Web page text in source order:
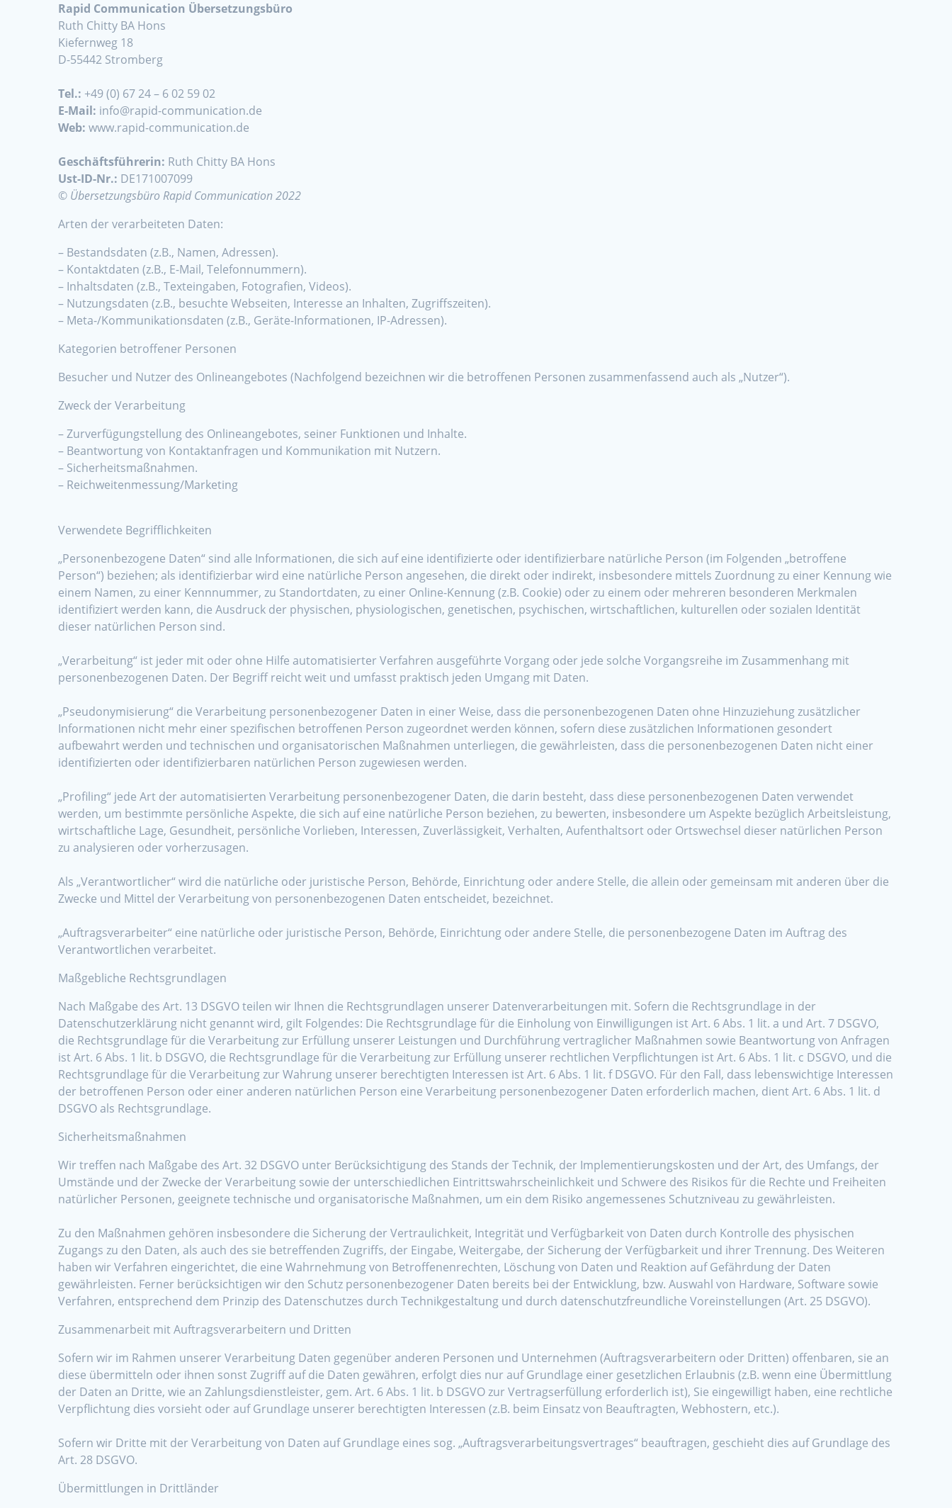
Rapid Communication Übersetzungsbüro
Ruth Chitty BA Hons
Kiefernweg 18
D-55442 Stromberg
Tel.: +49 (0) 67 24 – 6 02 59 02
E-Mail: info@rapid-communication.de
Web: www.rapid-communication.de
Geschäftsführerin: Ruth Chitty BA Hons
Ust-ID-Nr.: DE171007099
© Übersetzungsbüro Rapid Communication 2022
Arten der verarbeiteten Daten:
– Bestandsdaten (z.B., Namen, Adressen).
– Kontaktdaten (z.B., E-Mail, Telefonnummern).
– Inhaltsdaten (z.B., Texteingaben, Fotografien, Videos).
– Nutzungsdaten (z.B., besuchte Webseiten, Interesse an Inhalten, Zugriffszeiten).
– Meta-/Kommunikationsdaten (z.B., Geräte-Informationen, IP-Adressen).
Kategorien betroffener Personen
Besucher und Nutzer des Onlineangebotes (Nachfolgend bezeichnen wir die betroffenen Personen zusammenfassend auch als „Nutzer“).
Zweck der Verarbeitung
– Zurverfügungstellung des Onlineangebotes, seiner Funktionen und Inhalte.
– Beantwortung von Kontaktanfragen und Kommunikation mit Nutzern.
– Sicherheitsmaßnahmen.
– Reichweitenmessung/Marketing
Verwendete Begrifflichkeiten
„Personenbezogene Daten“ sind alle Informationen, die sich auf eine identifizierte oder identifizierbare natürliche Person (im Folgenden „betroffene
Person“) beziehen; als identifizierbar wird eine natürliche Person angesehen, die direkt oder indirekt, insbesondere mittels Zuordnung zu einer Kennung wie
einem Namen, zu einer Kennnummer, zu Standortdaten, zu einer Online-Kennung (z.B. Cookie) oder zu einem oder mehreren besonderen Merkmalen
identifiziert werden kann, die Ausdruck der physischen, physiologischen, genetischen, psychischen, wirtschaftlichen, kulturellen oder sozialen Identität
dieser natürlichen Person sind.
„Verarbeitung“ ist jeder mit oder ohne Hilfe automatisierter Verfahren ausgeführte Vorgang oder jede solche Vorgangsreihe im Zusammenhang mit
personenbezogenen Daten. Der Begriff reicht weit und umfasst praktisch jeden Umgang mit Daten.
„Pseudonymisierung“ die Verarbeitung personenbezogener Daten in einer Weise, dass die personenbezogenen Daten ohne Hinzuziehung zusätzlicher
Informationen nicht mehr einer spezifischen betroffenen Person zugeordnet werden können, sofern diese zusätzlichen Informationen gesondert
aufbewahrt werden und technischen und organisatorischen Maßnahmen unterliegen, die gewährleisten, dass die personenbezogenen Daten nicht einer
identifizierten oder identifizierbaren natürlichen Person zugewiesen werden.
„Profiling“ jede Art der automatisierten Verarbeitung personenbezogener Daten, die darin besteht, dass diese personenbezogenen Daten verwendet
werden, um bestimmte persönliche Aspekte, die sich auf eine natürliche Person beziehen, zu bewerten, insbesondere um Aspekte bezüglich Arbeitsleistung,
wirtschaftliche Lage, Gesundheit, persönliche Vorlieben, Interessen, Zuverlässigkeit, Verhalten, Aufenthaltsort oder Ortswechsel dieser natürlichen Person
zu analysieren oder vorherzusagen.
Als „Verantwortlicher“ wird die natürliche oder juristische Person, Behörde, Einrichtung oder andere Stelle, die allein oder gemeinsam mit anderen über die
Zwecke und Mittel der Verarbeitung von personenbezogenen Daten entscheidet, bezeichnet.
„Auftragsverarbeiter“ eine natürliche oder juristische Person, Behörde, Einrichtung oder andere Stelle, die personenbezogene Daten im Auftrag des
Verantwortlichen verarbeitet.
Maßgebliche Rechtsgrundlagen
Nach Maßgabe des Art. 13 DSGVO teilen wir Ihnen die Rechtsgrundlagen unserer Datenverarbeitungen mit. Sofern die Rechtsgrundlage in der
Datenschutzerklärung nicht genannt wird, gilt Folgendes: Die Rechtsgrundlage für die Einholung von Einwilligungen ist Art. 6 Abs. 1 lit. a und Art. 7 DSGVO,
die Rechtsgrundlage für die Verarbeitung zur Erfüllung unserer Leistungen und Durchführung vertraglicher Maßnahmen sowie Beantwortung von Anfragen
ist Art. 6 Abs. 1 lit. b DSGVO, die Rechtsgrundlage für die Verarbeitung zur Erfüllung unserer rechtlichen Verpflichtungen ist Art. 6 Abs. 1 lit. c DSGVO, und die
Rechtsgrundlage für die Verarbeitung zur Wahrung unserer berechtigten Interessen ist Art. 6 Abs. 1 lit. f DSGVO. Für den Fall, dass lebenswichtige Interessen
der betroffenen Person oder einer anderen natürlichen Person eine Verarbeitung personenbezogener Daten erforderlich machen, dient Art. 6 Abs. 1 lit. d
DSGVO als Rechtsgrundlage.
Sicherheitsmaßnahmen
Wir treffen nach Maßgabe des Art. 32 DSGVO unter Berücksichtigung des Stands der Technik, der Implementierungskosten und der Art, des Umfangs, der
Umstände und der Zwecke der Verarbeitung sowie der unterschiedlichen Eintrittswahrscheinlichkeit und Schwere des Risikos für die Rechte und Freiheiten
natürlicher Personen, geeignete technische und organisatorische Maßnahmen, um ein dem Risiko angemessenes Schutzniveau zu gewährleisten.
Zu den Maßnahmen gehören insbesondere die Sicherung der Vertraulichkeit, Integrität und Verfügbarkeit von Daten durch Kontrolle des physischen
Zugangs zu den Daten, als auch des sie betreffenden Zugriffs, der Eingabe, Weitergabe, der Sicherung der Verfügbarkeit und ihrer Trennung. Des Weiteren
haben wir Verfahren eingerichtet, die eine Wahrnehmung von Betroffenenrechten, Löschung von Daten und Reaktion auf Gefährdung der Daten
gewährleisten. Ferner berücksichtigen wir den Schutz personenbezogener Daten bereits bei der Entwicklung, bzw. Auswahl von Hardware, Software sowie
Verfahren, entsprechend dem Prinzip des Datenschutzes durch Technikgestaltung und durch datenschutzfreundliche Voreinstellungen (Art. 25 DSGVO).
Zusammenarbeit mit Auftragsverarbeitern und Dritten
Sofern wir im Rahmen unserer Verarbeitung Daten gegenüber anderen Personen und Unternehmen (Auftragsverarbeitern oder Dritten) offenbaren, sie an
diese übermitteln oder ihnen sonst Zugriff auf die Daten gewähren, erfolgt dies nur auf Grundlage einer gesetzlichen Erlaubnis (z.B. wenn eine Übermittlung
der Daten an Dritte, wie an Zahlungsdienstleister, gem. Art. 6 Abs. 1 lit. b DSGVO zur Vertragserfüllung erforderlich ist), Sie eingewilligt haben, eine rechtliche
Verpflichtung dies vorsieht oder auf Grundlage unserer berechtigten Interessen (z.B. beim Einsatz von Beauftragten, Webhostern, etc.).
Sofern wir Dritte mit der Verarbeitung von Daten auf Grundlage eines sog. „Auftragsverarbeitungsvertrages“ beauftragen, geschieht dies auf Grundlage des
Art. 28 DSGVO.
Übermittlungen in Drittländer